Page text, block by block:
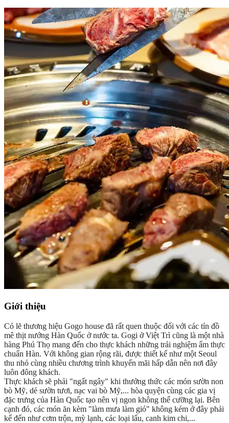
Giới thiệu
Có lẽ thương hiệu Gogo house đã rất quen thuộc đối với các tín đồ
mê thịt nướng Hàn Quốc ở nước ta. Gogi ở Việt Trì cũng là một nhà
hàng Phú Thọ mang đến cho thực khách những trải nghiệm ẩm thực
chuẩn Hàn. Với không gian rộng rãi, được thiết kế như một Seoul
thu nhỏ cùng nhiều chương trình khuyến mãi hấp dẫn nên nơi đây
luôn đông khách.
Thực khách sẽ phải "ngất ngây" khi thưởng thức các món sườn non
bò Mỹ, dẻ sườn tươi, nạc vai bò Mỹ,... hòa quyện cùng các gia vị
đặc trưng của Hàn Quốc tạo nên vị ngon không thể cưỡng lại. Bên
cạnh đó, các món ăn kèm "làm mưa làm gió" không kém ở đây phải
kể đến như cơm trộn, mỳ lạnh, các loại lẩu, canh kim chi,...